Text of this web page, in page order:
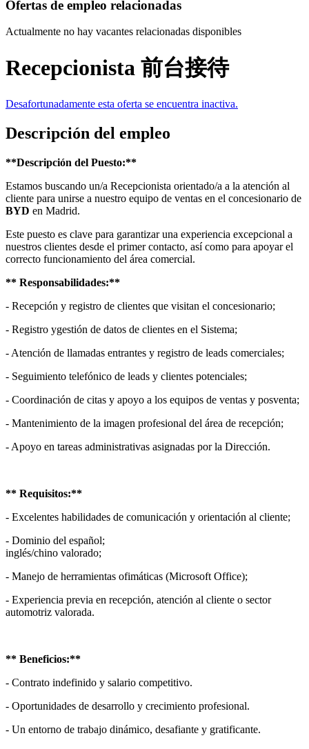
Ofertas de empleo relacionadas
Actualmente no hay vacantes relacionadas disponibles
Recepcionista 前台接待
Desafortunadamente esta oferta se encuentra inactiva.
Descripción del empleo
**Descripción del Puesto:**
Estamos buscando un/a Recepcionista orientado/a a la atención al
cliente para unirse a nuestro equipo de ventas en el concesionario de
BYD en Madrid.
Este puesto es clave para garantizar una experiencia excepcional a
nuestros clientes desde el primer contacto, así como para apoyar el
correcto funcionamiento del área comercial.
** Responsabilidades:**
- Recepción y registro de clientes que visitan el concesionario;
- Registro ygestión de datos de clientes en el Sistema;
- Atención de llamadas entrantes y registro de leads comerciales;
- Seguimiento telefónico de leads y clientes potenciales;
- Coordinación de citas y apoyo a los equipos de ventas y posventa;
- Mantenimiento de la imagen profesional del área de recepción;
- Apoyo en tareas administrativas asignadas por la Dirección.
** Requisitos:**
- Excelentes habilidades de comunicación y orientación al cliente;
- Dominio del español;
inglés/chino valorado;
- Manejo de herramientas ofimáticas (Microsoft Office);
- Experiencia previa en recepción, atención al cliente o sector
automotriz valorada.
** Beneficios:**
- Contrato indefinido y salario competitivo.
- Oportunidades de desarrollo y crecimiento profesional.
- Un entorno de trabajo dinámico, desafiante y gratificante.